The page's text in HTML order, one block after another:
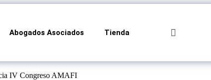
Abogados Asociados Tienda
IV Congreso AMAFI